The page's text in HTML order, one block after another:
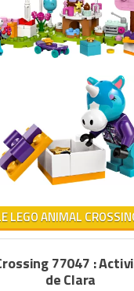
LEGO ANIMAL
77047 :
de Clara